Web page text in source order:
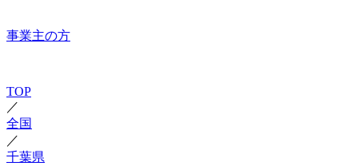
事業主の方
TOP
／
全国
／
千葉県